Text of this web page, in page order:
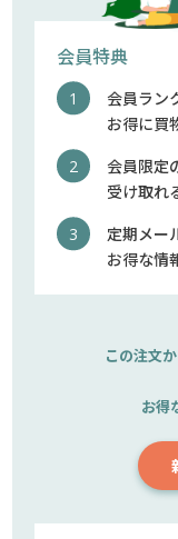
会員特典
会員ラン
お得に買
会員限定
受け取れ
定期メー
お得な情
この注文
お得